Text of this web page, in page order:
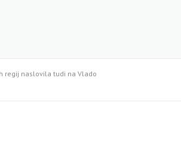
regij naslovila tudi na Vlado